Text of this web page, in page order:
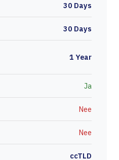
30 Days
30 Days
1 Year
Ja
Nee
Nee
ccTLD